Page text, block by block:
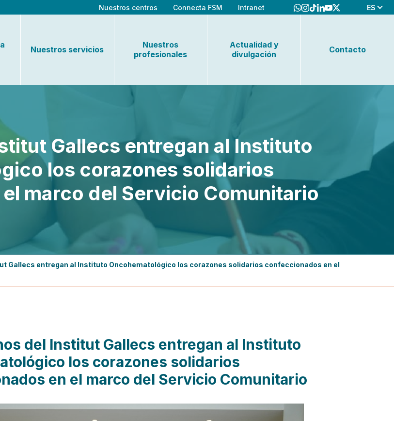
Nuestros centros Connecta FSM Intranet ES
Nuestros servicios
Nuestros
profesionales
Actualidad y
divulgación
Contacto
Gallecs entregan al Instituto
los corazones solidarios
marco del Servicio Comunitario
Gallecs entregan al Instituto Oncohematológico los corazones solidarios confeccionados en el
del Institut Gallecs entregan al Instituto
los corazones solidarios
en el marco del Servicio Comunitario